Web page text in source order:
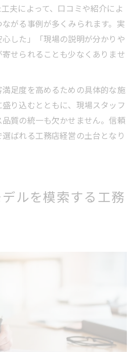
夫によって、口コミや紹介によ
がる事例が多くみられます。実
した」「現場の説明が分かりや
せられることも少なくありませ
足度を高めるための具体的な施
り込むとともに、現場スタッフ
質の統一も欠かせません。信頼
ばれる工務店経営の土台となり
ルを模索する工務